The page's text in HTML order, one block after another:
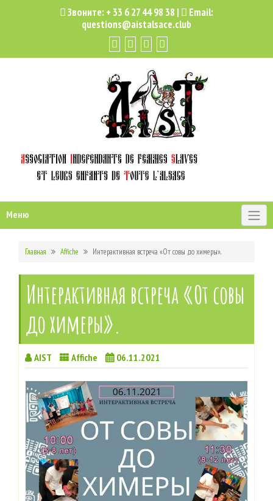
Звоните: + 33 6 27 44 98 38 |
Email:
questions@aistalsace.club
Меню
Главная Affiche Интерактивная встреча «От совы до химеры».
Интерактивная встреча «От совы
до химеры».
AIST Affiche 06.11.2021